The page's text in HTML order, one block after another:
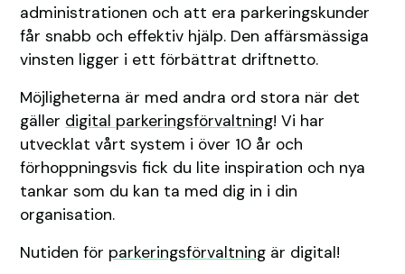
administrationen och att era parkeringskunder
får snabb och effektiv hjälp. Den affärsmässiga
vinsten ligger i ett förbättrat driftnetto.
Möjligheterna är med andra ord stora när det
gäller digital parkeringsförvaltning! Vi har
utvecklat vårt system i över 10 år och
förhoppningsvis fick du lite inspiration och nya
tankar som du kan ta med dig in i din
organisation.
Nutiden för parkeringsförvaltning är digital!